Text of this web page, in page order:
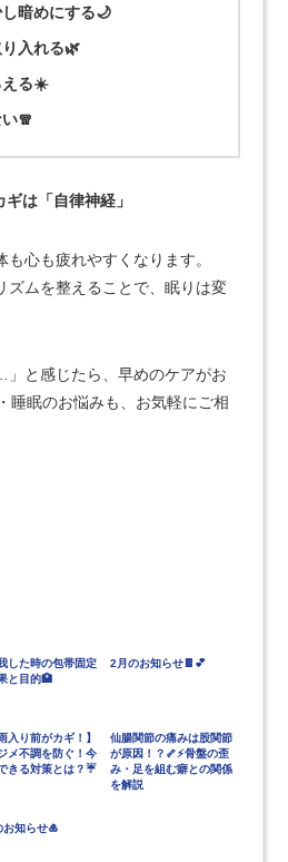
暗めにする🌙
入れる🌿
る☀️
🧣
は「自律神経」
心も疲れやすくなります。
ズムを整えることで、眠りは変
」と感じたら、早めのケアがお
睡眠のお悩みも、お気軽にご相
した時の包帯固定
と目的🏥
2月のお知らせ🍫💕
入り前がカギ！】
メ不調を防ぐ！今
きる対策とは？☔️
仙腸関節の痛みは股関節
が原因！？🦴⚡骨盤の歪
み・足を組む癖との関係
を解説
お知らせ🎍